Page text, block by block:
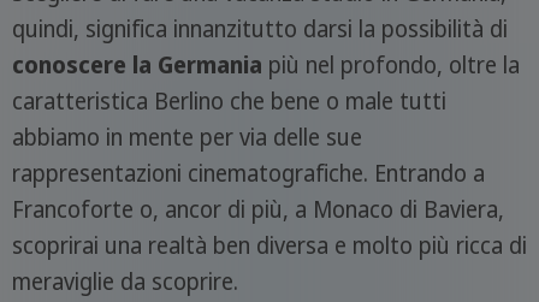
quindi, significa innanzitutto darsi la possibilità di
conoscere la Germania più nel profondo, oltre la
caratteristica Berlino che bene o male tutti
abbiamo in mente per via delle sue
rappresentazioni cinematografiche. Entrando a
Francoforte o, ancor di più, a Monaco di Baviera,
scoprirai una realtà ben diversa e molto più ricca di
meraviglie da scoprire.